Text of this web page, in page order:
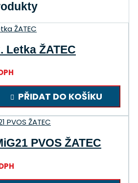
Letka ŽATEC
PŘIDAT DO KOŠÍKU
PVOS ŽATEC